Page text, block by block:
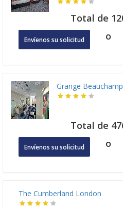
Total de
Envíenos su solicitud o
Grange
Total de
Envíenos su solicitud o
The Cumberland